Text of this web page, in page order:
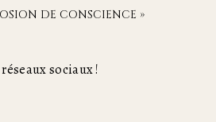
DE CONSCIENCE »
sociaux !